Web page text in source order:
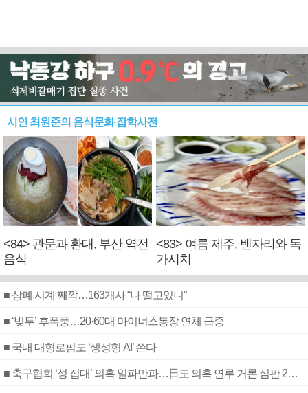
시인 최원준의 음식문화 잡학사전
<84> 관문과 환대, 부산 역전
음식
<83> 여름 제주, 벤자리와 독
가시치
■ 상폐 시계 째깍…163개사 “나 떨고있니”
■ ‘빚투’ 후폭풍…20·60대 마이너스통장 연체 급증
■ 국내 대형로펌도 ‘생성형 AI’ 쓴다
■ 축구협회 ‘성 접대’ 의혹 일파만파…日도 의혹 연루 거론 심판 2명 조사